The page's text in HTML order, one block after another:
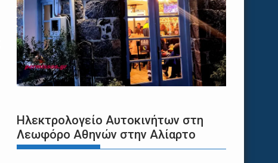
Ηλεκτρολογείο Αυτοκινήτων στη
Λεωφόρο Αθηνών στην Αλίαρτο